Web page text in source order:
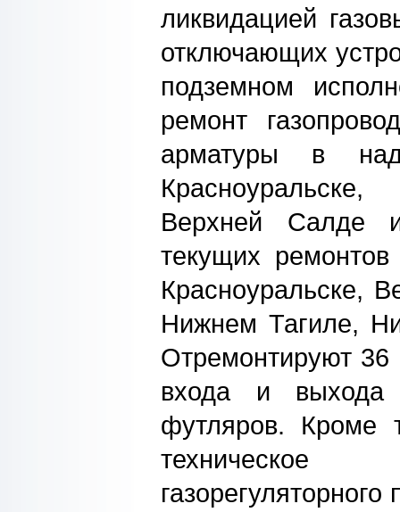
ликвидацией
отключающих
подземном
ремонт
арматуры в
Верхней Салде
текущих
Красноуральске,
Нижнем Тагиле,
Отремонтируют 36
входа и
футляров. Кроме